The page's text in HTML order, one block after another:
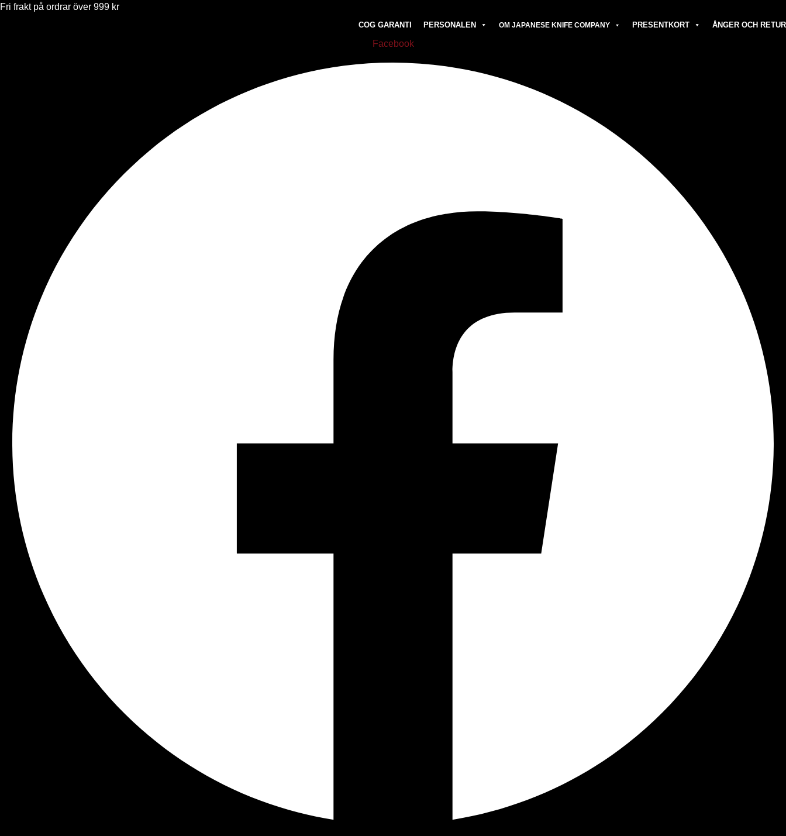
Fri frakt på ordrar över 999 kr
COG GARANTI PERSONALEN OM JAPANESE KNIFE COMPANY PRESENTKORT ÅNGER OCH RETUR
Facebook